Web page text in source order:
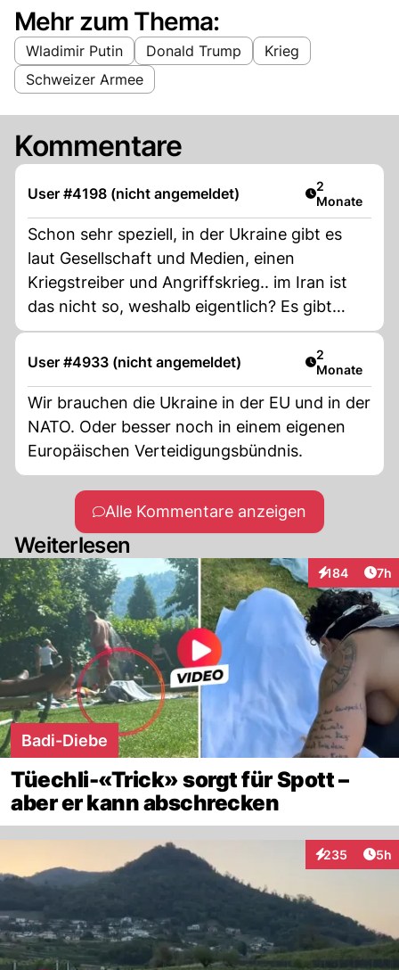
Mehr zum Thema:
Wladimir Putin Donald Trump
Krieg
Schweizer Armee
Kommentare
User #4198 (nicht angemeldet) Artikel
2
Monate
Schon sehr speziell, in der Ukraine gibt es
laut Gesellschaft und Medien, einen
Kriegstreiber und Angriffskrieg.. im Iran ist
das nicht so, weshalb eigentlich? Es gibt
Mächte die können Staatpräsidenten
entführen und ermorden und bleiben
User #4933 (nicht angemeldet) Artikel
2
Monate
Wir brauchen die Ukraine in der EU und in der
NATO. Oder besser noch in einem eigenen
Europäischen Verteidigungsbündnis.
Alle Kommentare anzeigen
Weiterlesen
184
Interaktionen
7h
Badi-Diebe
Tüechli-«Trick» sorgt für Spott –
aber er kann abschrecken
235
Interaktionen
5h